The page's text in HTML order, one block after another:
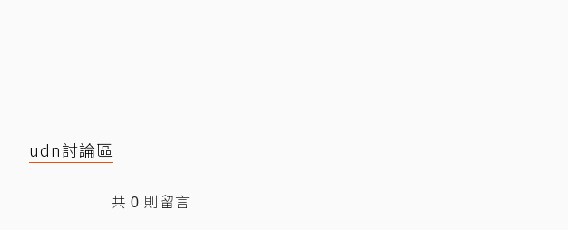
udn討論區
共 0 則留言